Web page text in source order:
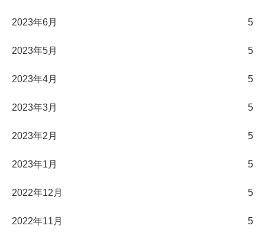
2023年6月 5
2023年5月 5
2023年4月 5
2023年3月 5
2023年2月 5
2023年1月 5
2022年12月 5
2022年11月 5